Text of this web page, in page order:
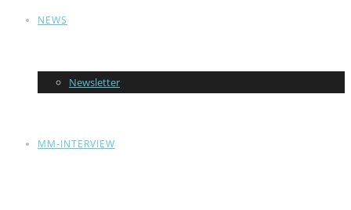
NEWS
Newsletter
MM-INTERVIEW